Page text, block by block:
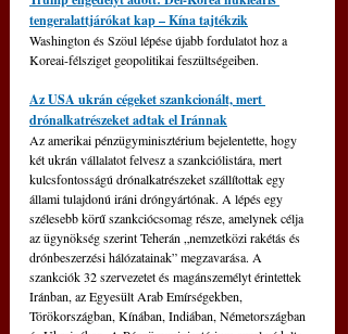
tengeralattjárókat kap – Kína tajtékzik
Washington és Szöul lépése újabb fordulatot hoz a
Koreai-félsziget geopolitikai feszültségeiben.
Az USA ukrán cégeket szankcionált, mert
drónalkatrészeket adtak el Iránnak
Az amerikai pénzügyminisztérium bejelentette, hogy
két ukrán vállalatot felvesz a szankciólistára, mert
kulcsfontosságú drónalkatrészeket szállítottak egy
állami tulajdonú iráni dróngyártónak. A lépés egy
szélesebb körű szankciócsomag része, amelynek célja
az ügynökség szerint Teherán „nemzetközi rakétás és
drónbeszerzési hálózatainak” megzavarása. A
szankciók 32 szervezetet és magánszemélyt érintettek
Iránban, az Egyesült Arab Emírségekben,
Törökországban, Kínában, Indiában, Németországban